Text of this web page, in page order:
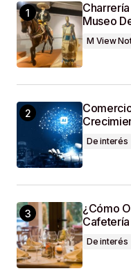
Your E-Mail*
Guardar Mi
Web En Este
SUBMIT COMMENT
Museo
M View
De interés
¿Cómo
De interés